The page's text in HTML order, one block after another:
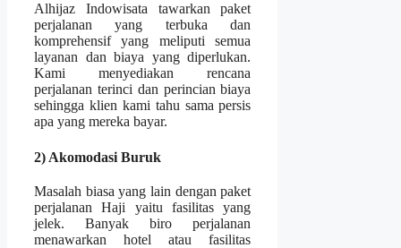
Alhijaz Indowisata tawarkan paket
perjalanan yang terbuka dan
komprehensif yang meliputi semua
layanan dan biaya yang diperlukan.
Kami menyediakan rencana
perjalanan terinci dan perincian biaya
sehingga klien kami tahu sama persis
apa yang mereka bayar.
2) Akomodasi Buruk
Masalah biasa yang lain dengan paket
perjalanan Haji yaitu fasilitas yang
jelek. Banyak biro perjalanan
menawarkan hotel atau fasilitas